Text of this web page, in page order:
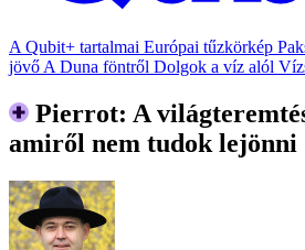
A Qubit+ tartalmai Európai tűzkörkép
jövő A Duna föntről Dolgok a víz alól
Pierrot: A
amiről nem tudok lejönni